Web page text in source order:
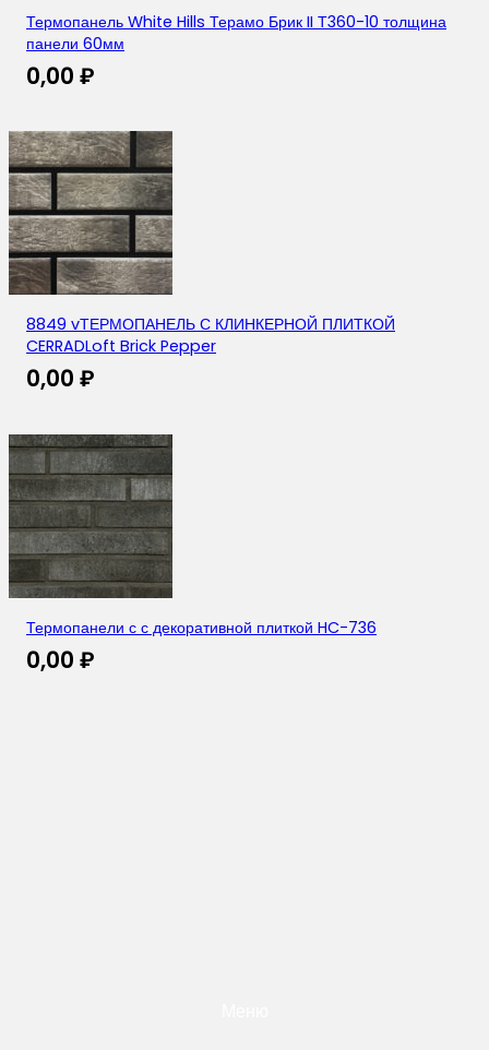
Термопанель White Hills Терамо Брик II Т360-10 толщина
панели 60мм
0,00 ₽
8849 vТЕРМОПАНЕЛЬ С КЛИНКЕРНОЙ ПЛИТКОЙ
CERRADLoft Brick Pepper
0,00 ₽
Термопанели с с декоративной плиткой HC-736
0,00 ₽